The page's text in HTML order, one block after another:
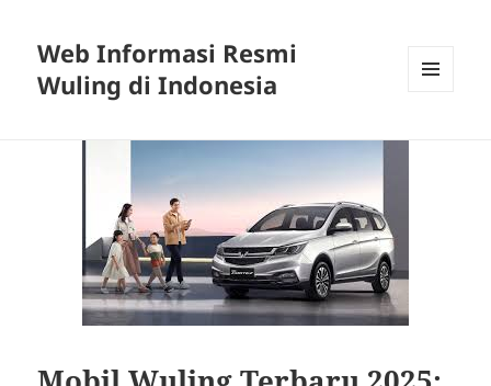
Web Informasi Resmi
Wuling di Indonesia
WIDGET